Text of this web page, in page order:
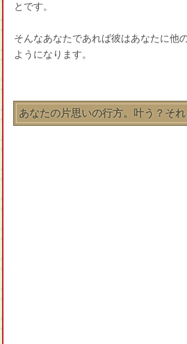
とです。
そんなあなたであれば彼はあなたに他
ようになります。
あなたの片思いの行方。叶う？そ